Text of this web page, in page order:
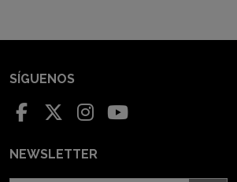
SÍGUENOS
NEWSLETTER